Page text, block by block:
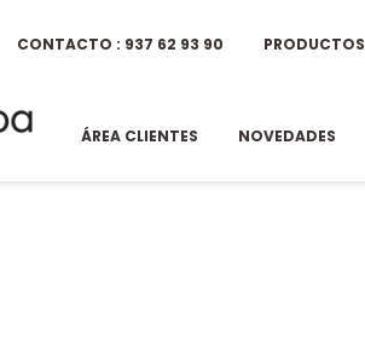
CONTACTO : 937 62 93 90 PRODUCTOS
ÁREA CLIENTES NOVEDADES